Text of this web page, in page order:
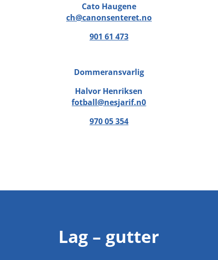
Cato Haugene
ch@canonsenteret.no
901 61 473
Dommeransvarlig
Halvor Henriksen
fotball@nesjarif.n0
970 05 354
Lag – gutter